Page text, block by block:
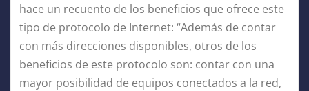
hace un recuento de los beneficios que ofrece este
tipo de protocolo de Internet: “Además de contar
con más direcciones disponibles, otros de los
beneficios de este protocolo son: contar con una
mayor posibilidad de equipos conectados a la red,